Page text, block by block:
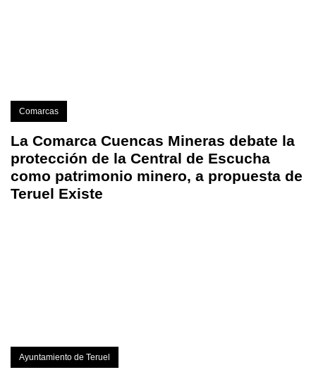
Comarcas
La Comarca Cuencas Mineras debate la
protección de la Central de Escucha
como patrimonio minero, a propuesta de
Teruel Existe
Ayuntamiento de Teruel